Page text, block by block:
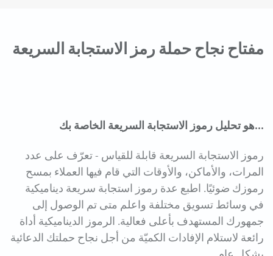
مفتاح نجاح حملة رمز الاستجابة السريعة
...هو تحليل رموز الاستجابة السريعة الخاصة بك
رموز الاستجابة السريعة قابلة للقياس - تعرّف على عدد
المرات، والأماكن، والأوقات التي قام فيها العملاء بمسح
رموزك ضوئيًا. اطبع عدة رموز استجابة سريعة ديناميكية
في وسائط تسويق مختلفة واعلم متى تم الوصول إلى
جمهورك المستهدف بأعلى فعالية. الرموز الديناميكية أداة
رائعة لاستلام الإفادات الكميّة من أجل نجاح حملتك الدعائية